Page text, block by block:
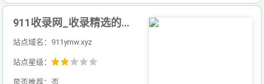
911收录网_收录精选的导航网站_懒人导航系统v7.8华子版
站点域名：911ymw.xyz
站点星级：
是否推荐：否